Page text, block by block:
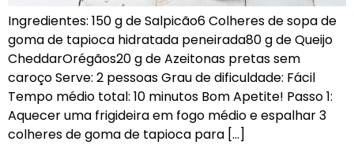
Ingredientes: 150 g de Salpicão6 Colheres de sopa de
goma de tapioca hidratada peneirada80 g de Queijo
CheddarOrégãos20 g de Azeitonas pretas sem
caroço Serve: 2 pessoas Grau de dificuldade: Fácil
Tempo médio total: 10 minutos Bom Apetite! Passo 1:
Aquecer uma frigideira em fogo médio e espalhar 3
colheres de goma de tapioca para […]